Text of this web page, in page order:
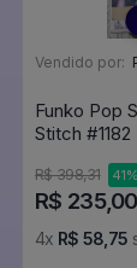
Vendido por:
Funko Pop
Stitch #1182
R$ 398,31
R$ 235,00
4x R$ 58,75